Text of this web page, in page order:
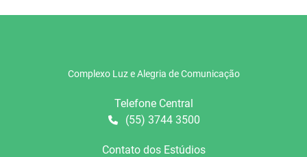
Complexo Luz e Alegria de Comunicação
Telefone Central
(55) 3744 3500
Contato dos Estúdios